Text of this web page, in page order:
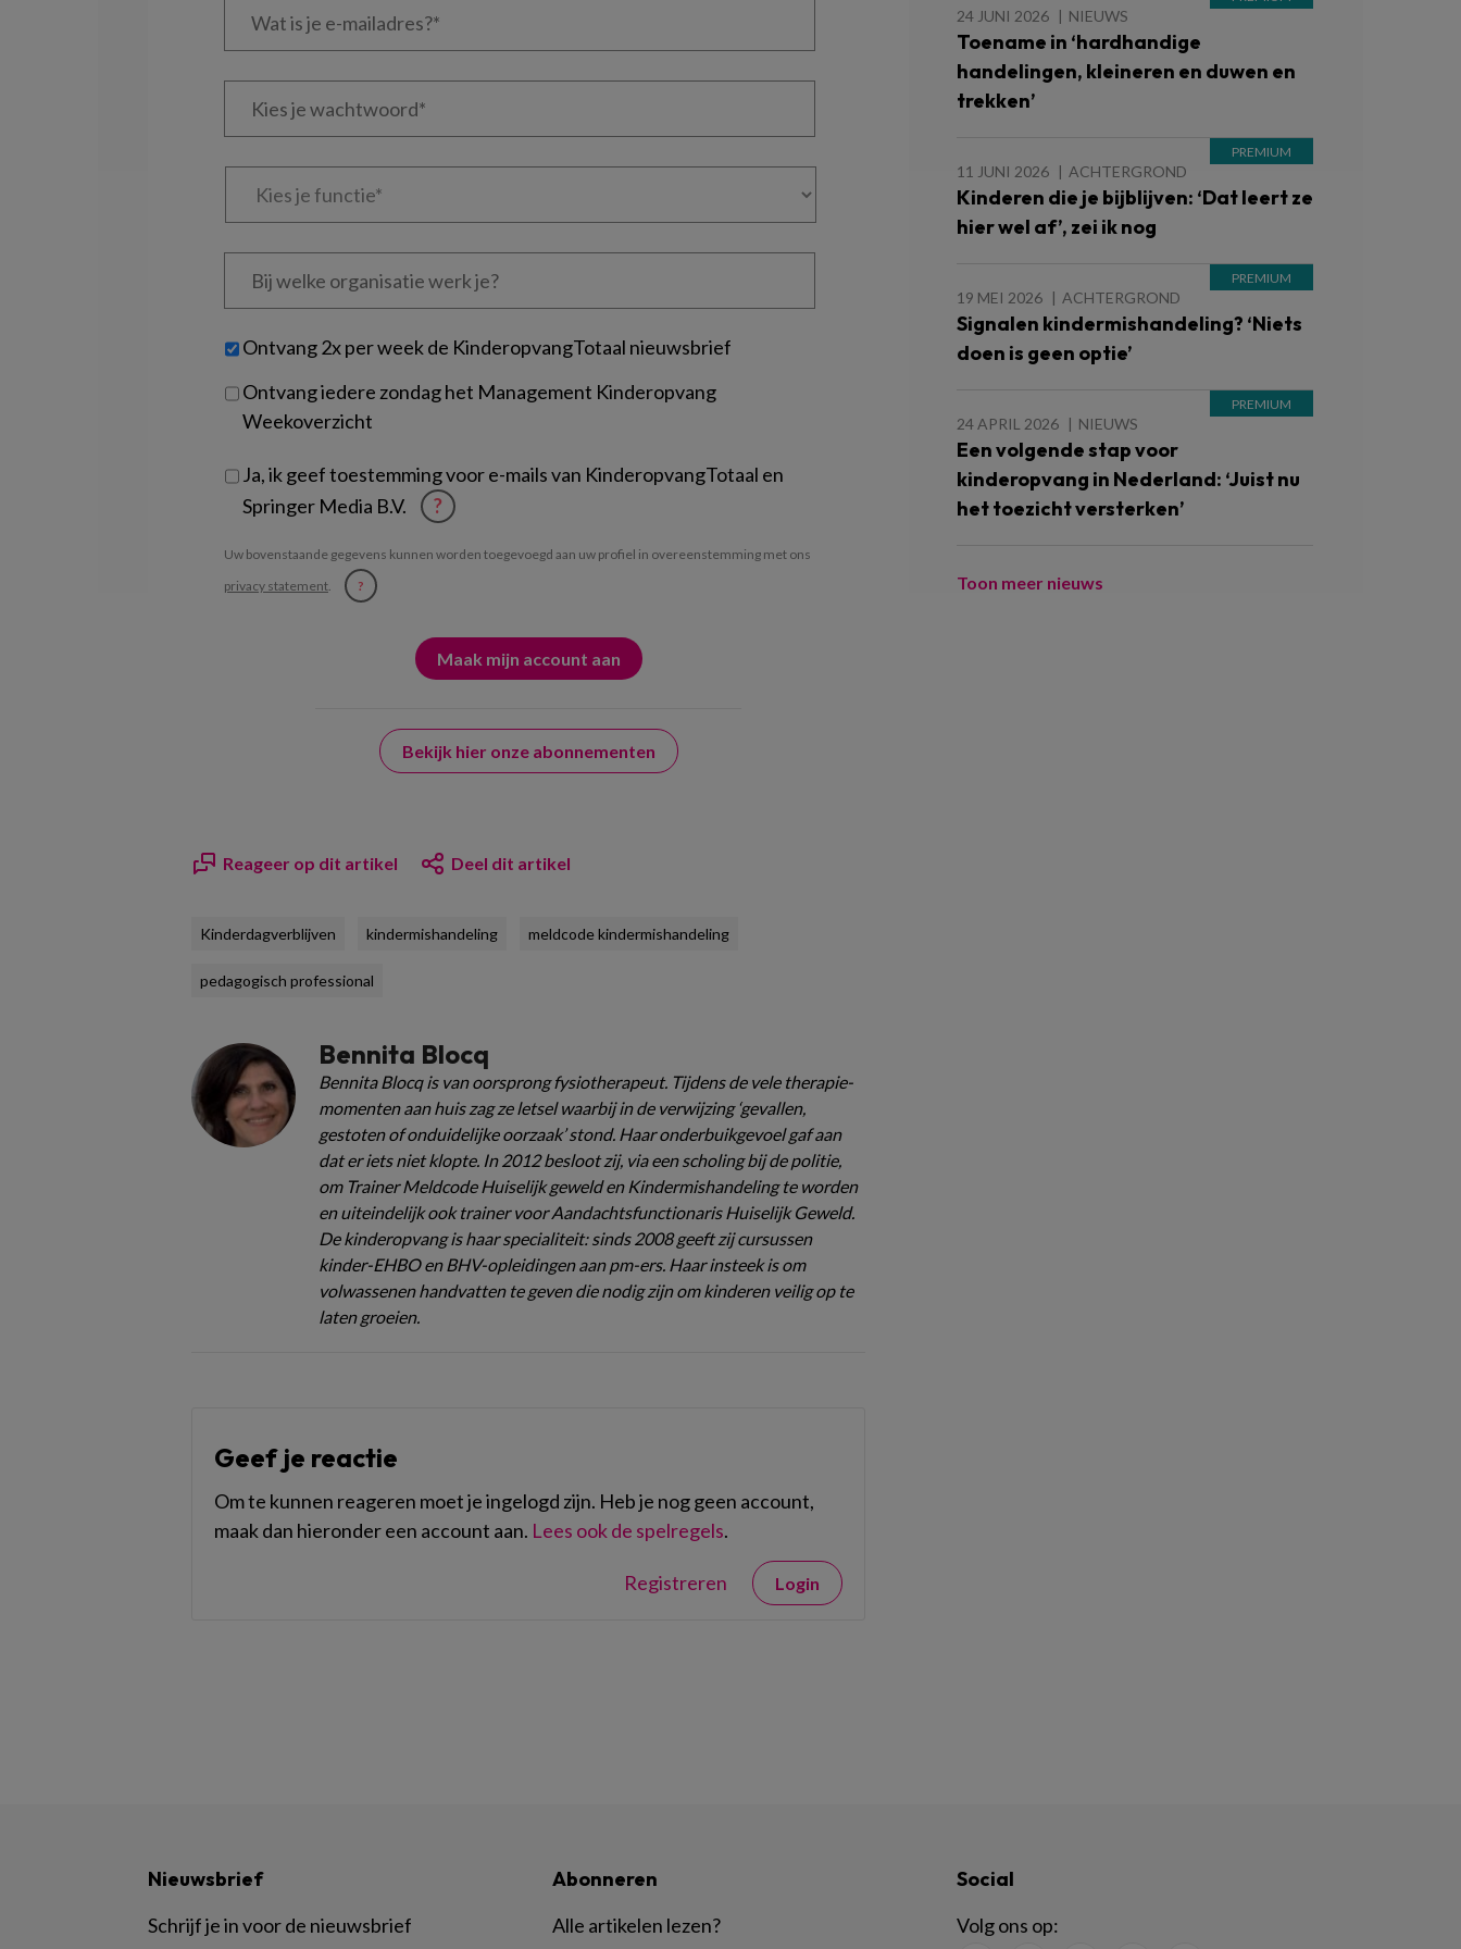
Kies
Kies
Bij
welke
je?
Untitled
Ontvang 2x per week de KinderopvangTotaal nieuwsbrief
Ontvang iedere zondag het Management Kinderopvang
Weekoverzicht
Ja, ik geef toestemming voor e-mails van KinderopvangTotaal en
Springer Media B.V.
?
Uw bovenstaande gegevens kunnen worden toegevoegd aan uw profiel in overeenstemming met ons
privacy statement. ?
Bekijk hier onze abonnementen
Reageer op dit artikel Deel dit artikel
Kinderdagverblijven kindermishandeling meldcode kindermishandeling
pedagogisch professional
Bennita Blocq
Bennita Blocq is van oorsprong fysiotherapeut. Tijdens de vele therapie-
momenten aan huis zag ze letsel waarbij in de verwijzing ‘gevallen,
gestoten of onduidelijke oorzaak’ stond. Haar onderbuikgevoel gaf aan
dat er iets niet klopte. In 2012 besloot zij, via een scholing bij de politie,
om Trainer Meldcode Huiselijk geweld en Kindermishandeling te worden
en uiteindelijk ook trainer voor Aandachtsfunctionaris Huiselijk Geweld.
De kinderopvang is haar specialiteit: sinds 2008 geeft zij cursussen
kinder-EHBO en BHV-opleidingen aan pm-ers. Haar insteek is om
volwassenen handvatten te geven die nodig zijn om kinderen veilig op te
laten groeien.
Geef je reactie
Om te kunnen reageren moet je ingelogd zijn. Heb je nog geen account,
maak dan hieronder een account aan. Lees ook de spelregels.
Registreren Login
24 JUNI 2026 NIEUWS
Toename in ‘hardhandige
handelingen, kleineren en duwen en
trekken’
11 JUNI 2026 ACHTERGROND
Kinderen die je bijblijven: ‘Dat leert ze
hier wel af’, zei ik nog
19 MEI 2026 ACHTERGROND
Signalen kindermishandeling? ‘Niets
doen is geen optie’
24 APRIL 2026 NIEUWS
Een volgende stap voor
kinderopvang in Nederland: ‘Juist nu
het toezicht versterken’
Toon meer nieuws
Nieuwsbrief
Schrijf je in voor de nieuwsbrief
Abonneren
Alle artikelen lezen?
Social
Volg ons op: